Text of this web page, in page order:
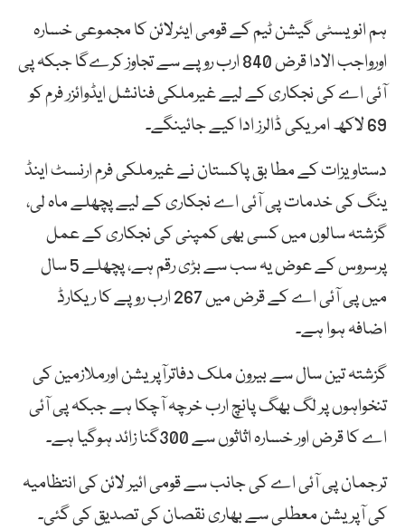
ہم انویسٹی گیشن ٹیم کے قومی ایئرلائن کا مجموعی خسارہ
اورواجب الادا قرض 840 ارب روپے سے تجاوز کرےگا جبکہ پی
آئی اے کی نجکاری کے لیے غیرملکی فنانشل ایڈوائزر فرم کو
69 لاکھ امریکی ڈالرز ادا کیے جائینگے۔
دستاویزات کے مطا بق پاکستان نے غیرملکی فرم ارنسٹ اینڈ
ینگ کی خدمات پی آئی اے نجکاری کے لیے پچھلے ماہ لی،
گزشتہ سالوں میں کسی بھی کمپنی کی نجکاری کے عمل
پرسروس کے عوض یہ سب سے بڑی رقم ہے، پچھلے 5 سال
میں پی آئی اے کے قرض میں 267 ارب روپے کا ریکارڈ
اضافہ ہوا ہے۔
گزشتہ تین سال سے بیرون ملک دفاترآپریشن اورملازمین کی
تنخواہوں پر لگ بھگ پانچ ارب خرچہ آچکا ہے جبکہ پی آئی
اے کا قرض اور خسارہ اثاثوں سے 300گنا زائد ہوگیا ہے۔
ترجمان پی آئی اے کی جانب سے قومی ائیر لائن کی انتظامیہ
کی آپریشن معطلی سے بھاری نقصان کی تصدیق کی گئی۔